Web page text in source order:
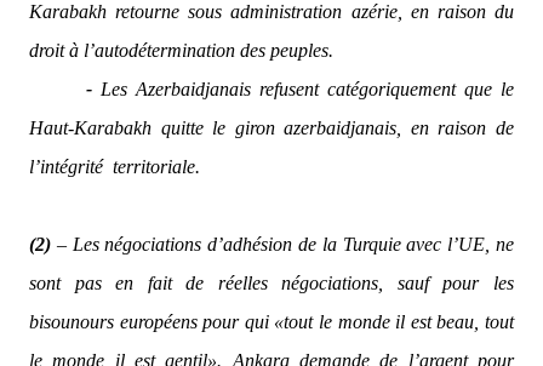
Karabakh retourne sous administration azérie, en raison du
droit à l’autodétermination des peuples.
- Les Azerbaidjanais refusent catégoriquement que le
Haut-Karabakh quitte le giron azerbaidjanais, en raison de
l’intégrité territoriale.
(2) – Les négociations d’adhésion de la Turquie avec l’UE, ne
sont pas en fait de réelles négociations, sauf pour les
bisounours européens pour qui «tout le monde il est beau, tout
le monde il est gentil». Ankara demande de l’argent pour